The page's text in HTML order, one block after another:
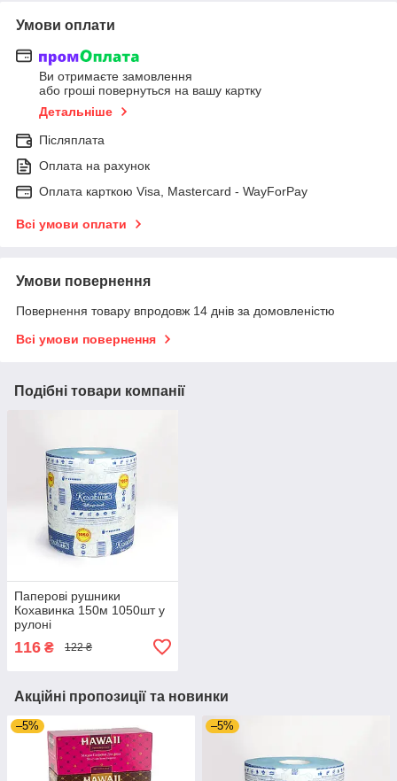
Умови оплати
Ви отримаєте замовлення
або гроші повернуться на вашу картку
Детальніше
Післяплата
Оплата на рахунок
Оплата карткою Visa, Mastercard - WayForPay
Всі умови оплати
Умови повернення
Повернення товару впродовж 14 днів за домовленістю
Всі умови повернення
Подібні товари компанії
Паперові рушники
Кохавинка 150м 1050шт у
рулоні
116 ₴ 122 ₴
Акційні пропозиції та новинки
–5% –5%